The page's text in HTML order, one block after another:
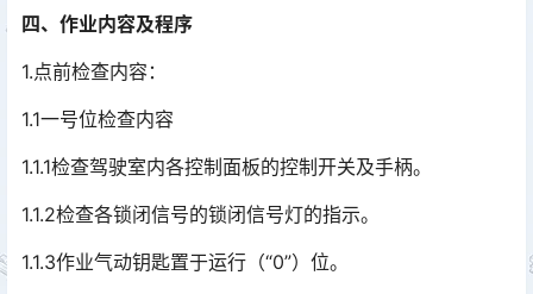
四、作业内容及程序
1.点前检查内容：
1.1一号位检查内容
1.1.1检查驾驶室内各控制面板的控制开关及手柄。
1.1.2检查各锁闭信号的锁闭信号灯的指示。
1.1.3作业气动钥匙置于运行（“0”）位。